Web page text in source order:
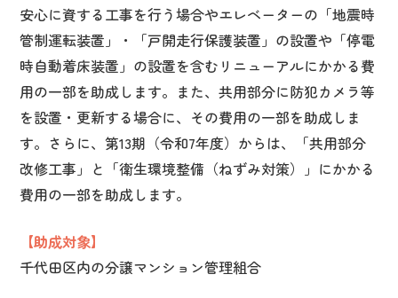
安心に資する工事を行う場合やエレベーターの「地震時
管制運転装置」・「戸開走行保護装置」の設置や「停電
時自動着床装置」の設置を含むリニューアルにかかる費
用の一部を助成します。また、共用部分に防犯カメラ等
を設置・更新する場合に、その費用の一部を助成しま
す。さらに、第13期（令和7年度）からは、「共用部分
改修工事」と「衛生環境整備（ねずみ対策）」にかかる
費用の一部を助成します。
【助成対象】
千代田区内の分譲マンション管理組合